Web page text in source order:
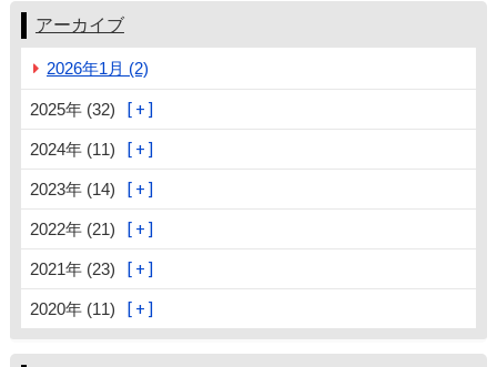
アーカイブ
2026年1月 (2)
2025年 (32)
2024年 (11)
2023年 (14)
2022年 (21)
2021年 (23)
2020年 (11)